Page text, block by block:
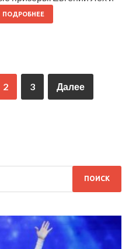
ПОДРОБНЕЕ
2 3 Далее